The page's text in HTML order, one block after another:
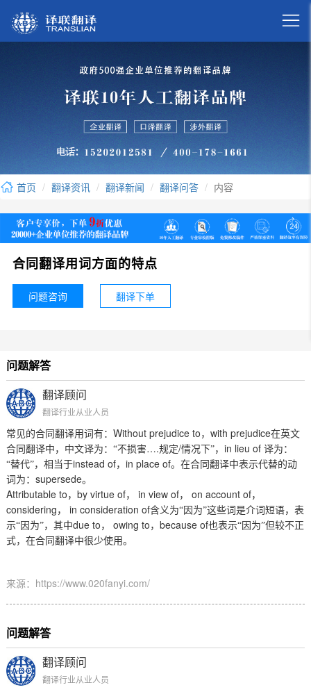

首页 翻译资讯 翻译新闻 翻译问答 内容
合同翻译用词方面的特点
问题咨询 翻译下单
问题解答
翻译顾问
翻译行业从业人员
常见的合同翻译用词有： Without prejudice to ， with prejudice在英文
合同翻译中，中文译为：“不损害….规定/情况下”， in lieu of 译为：
“替代”，相当于instead of， in place of。在合同翻译中表示代替的动
词为： supersede。
Attributable to ， by virtue of， in view of， on account of，
considering ， in consideration of含义为“因为”这些词是介词短语，表
示“因为”，其中due to ， owing to ， because of也表示“因为”但较不正
式，在合同翻译中很少使用。
来源：https://www.020fanyi.com/
问题解答
翻译顾问
翻译行业从业人员